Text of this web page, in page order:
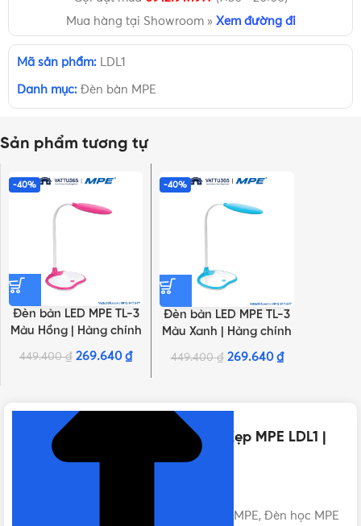
Mua hàng tại Showroom » Xem đường đi
Mã sản phẩm: LDL1
Danh mục: Đèn bàn MPE
Sản phẩm tương tự
-40%
Đèn bàn LED MPE TL-3
Màu Hồng | Hàng chính
hãng
449.400₫ 269.640₫
-40%
Đèn bàn LED MPE TL-3
Màu Xanh | Hàng chính
hãng
449.400₫ 269.640 ₫
Thông số kỹ thuật của Đèn Bàn Kẹp MPE LDL1 |
5W, 1200mAh, Ánh Sáng Trắng
Đèn bàn MPE, Đèn học MPE
NHẤN ĐỂ XEM TIẾP (THU GỌN)